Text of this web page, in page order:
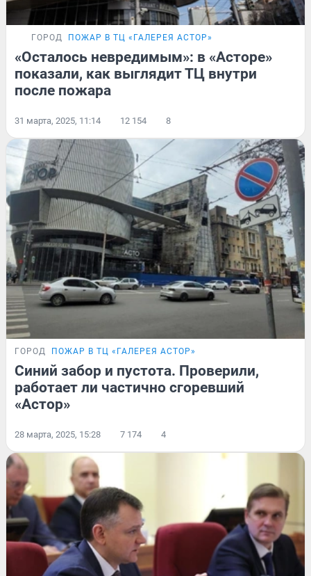
ГОРОД ПОЖАР В ТЦ «ГАЛЕРЕЯ АСТОР»
«Осталось невредимым»: в «Асторе»
показали, как выглядит ТЦ внутри
после пожара
31 марта, 2025, 11:14 12 154 8
ГОРОД ПОЖАР В ТЦ «ГАЛЕРЕЯ АСТОР»
Синий забор и пустота. Проверили,
работает ли частично сгоревший
«Астор»
28 марта, 2025, 15:28 7 174 4